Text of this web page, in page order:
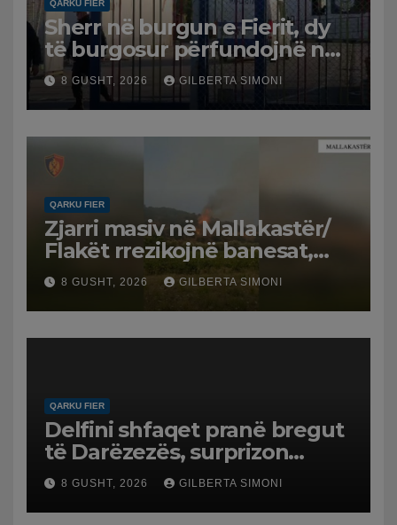
QARKU FIER
Sherr në burgun e Fierit, dy
të burgosur përfundojnë në
spital
8 GUSHT, 2026 GILBERTA SIMONI
QARKU FIER
Zjarri masiv në Mallakastër/
Flakët rrezikojnë banesat,
Policia evakuon disa familje
në Koilac
8 GUSHT, 2026 GILBERTA SIMONI
QARKU FIER
Delfini shfaqet pranë bregut
të Darëzezës, surprizon
pushuesit dhe banorët
8 GUSHT, 2026 GILBERTA SIMONI